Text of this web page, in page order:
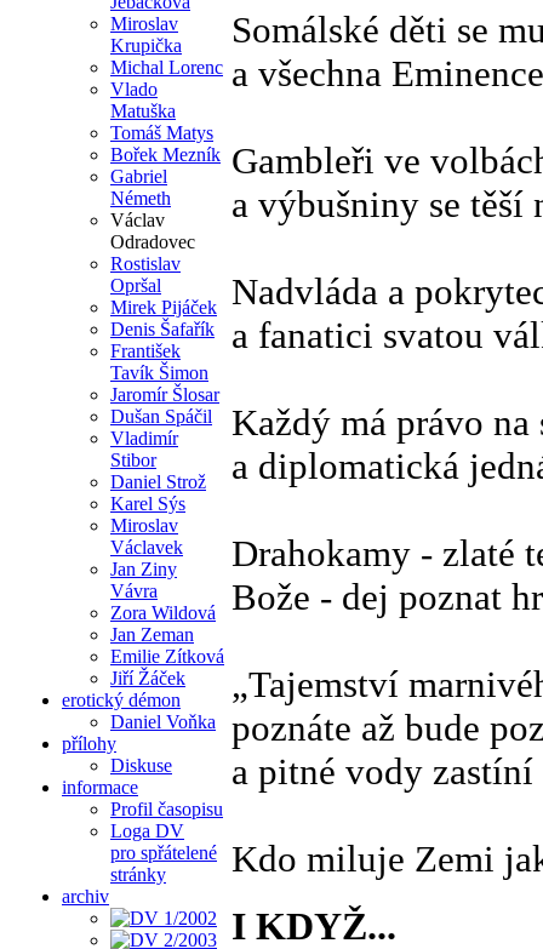
Miroslav
Krupička
Michal Lorenc
Vlado
Matuška
Tomáš Matys
Bořek Mezník
Gabriel
Németh
Václav
Odradovec
Rostislav
Opršal
Mirek Pijáček
Denis Šafařík
František
Tavík Šimon
Jaromír Šlosar
Dušan Spáčil
Vladimír
Stibor
Daniel Strož
Karel Sýs
Miroslav
Václavek
Jan Ziny
Vávra
Zora Wildová
Jan Zeman
Emilie Zítková
Jiří Žáček
erotický démon
Daniel Voňka
přílohy
Diskuse
informace
Profil časopisu
Loga DV
pro spřátelené
stránky
archiv
Somálské děti se
a všechna
Gambleři ve
a výbušniny se těší
Nadvláda a
a fanatici svatou
Každý má právo na
a diplomatická
Drahokamy - zlaté
Bože - dej poznat
„Tajemství
poznáte až bude
a pitné vody zastíní
Kdo miluje Zemi
I KDYŽ...